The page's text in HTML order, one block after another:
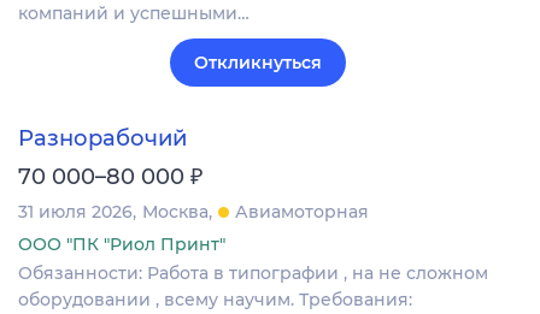
компаний и успешными…
Откликнуться
Разнорабочий
70 000–80 000 ₽
31 июля 2026 Москва
Авиамоторная
ООО "ПК "Риол Принт"
Обязанности: Работа в типографии , на не сложном
оборудовании , всему научим. Требования: